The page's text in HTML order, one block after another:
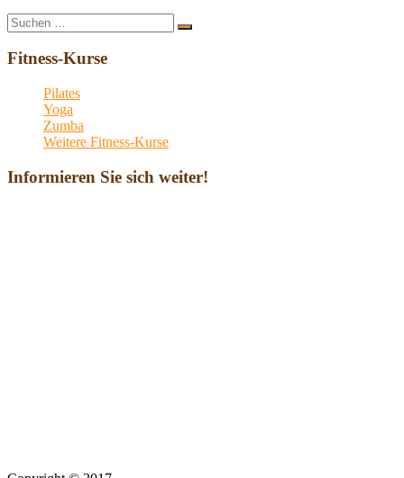
Suche
nach:
Suchen
Fitness-Kurse
Pilates
Yoga
Zumba
Weitere Fitness-Kurse
Informieren Sie sich weiter!